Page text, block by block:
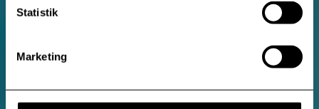
Statistik
Marketing